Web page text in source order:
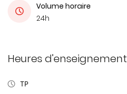
Volume horaire
24h
Heures d'enseignement
TP